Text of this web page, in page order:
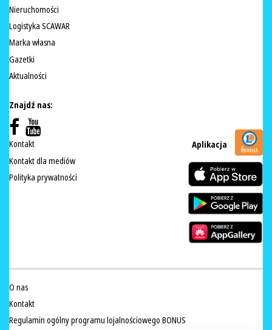
Nieruchomości
Logistyka SCAWAR
Marka własna
Gazetki
Aktualności
Znajdź nas:
Kontakt
Kontakt dla mediów
Polityka prywatności
Aplikacja
O nas
Kontakt
Regulamin ogólny programu lojalnościowego BONUS